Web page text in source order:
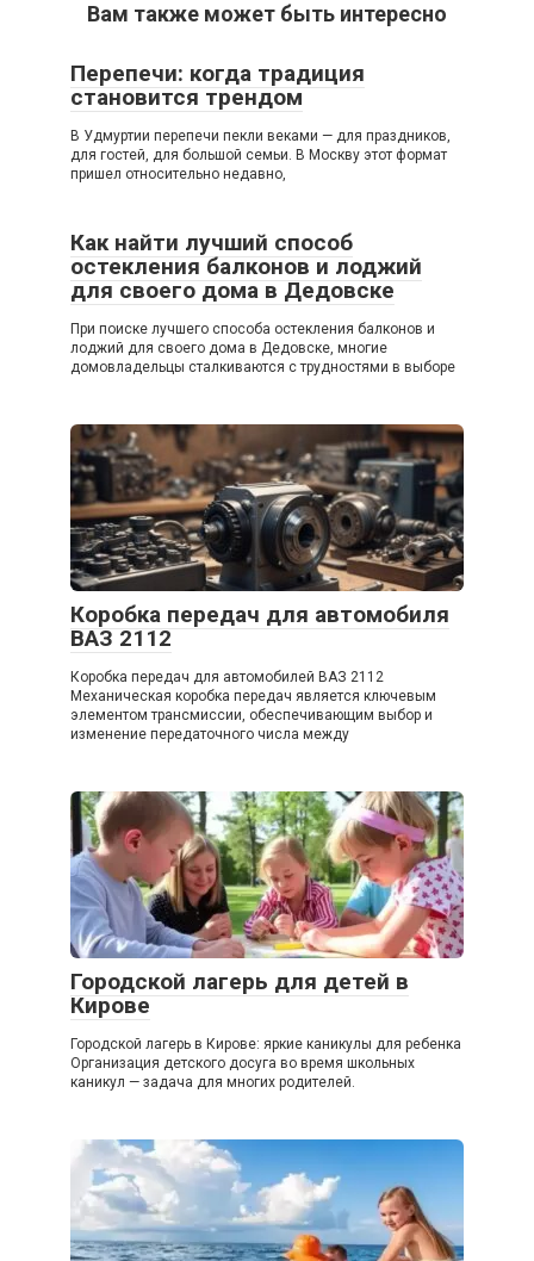
Вам также может быть интересно
Перепечи: когда традиция
становится трендом
В Удмуртии перепечи пекли веками — для праздников,
для гостей, для большой семьи. В Москву этот формат
пришел относительно недавно,
Как найти лучший способ
остекления балконов и лоджий
для своего дома в Дедовске
При поиске лучшего способа остекления балконов и
лоджий для своего дома в Дедовске, многие
домовладельцы сталкиваются с трудностями в выборе
Коробка передач для автомобиля
ВАЗ 2112
Коробка передач для автомобилей ВАЗ 2112
Механическая коробка передач является ключевым
элементом трансмиссии, обеспечивающим выбор и
изменение передаточного числа между
Городской лагерь для детей в
Кирове
Городской лагерь в Кирове: яркие каникулы для ребенка
Организация детского досуга во время школьных
каникул — задача для многих родителей.